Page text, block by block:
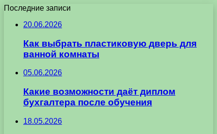
Последние записи
20.06.2026
Как выбрать пластиковую дверь для
ванной комнаты
05.06.2026
Какие возможности даёт диплом
бухгалтера после обучения
18.05.2026